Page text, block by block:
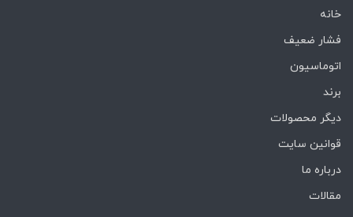
خانه
فشار ضعیف
اتوماسیون
برند
دیگر محصولات
قوانین سایت
درباره ما
مقالات